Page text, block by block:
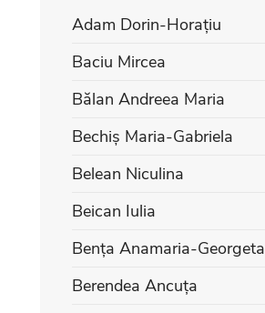
Adam Dorin-Horațiu
Baciu Mircea
Bălan Andreea Maria
Bechiș Maria-Gabriela
Belean Niculina
Beican Iulia
Bența Anamaria-Georgeta
Berendea Ancuța